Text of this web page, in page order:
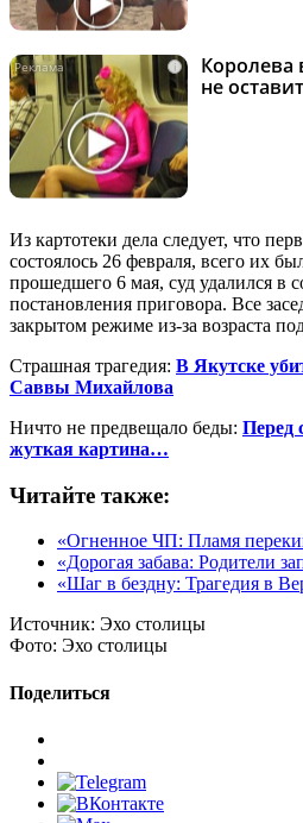
i
Королева
не
Из картотеки дела следует, что
состоялось 26 февраля, всего их
прошедшего 6 мая, суд удалился в
постановления приговора. Все
закрытом режиме из-за возраста
Страшная трагедия: В Якутске
Саввы Михайлова
Ничто не предвещало беды: Перед
жуткая картина…
Читайте также:
«Огненное ЧП: Пламя
«Дорогая забава: Родители
«Шаг в бездну: Трагедия в
Источник: Эхо столицы
Фото: Эхо столицы
Поделиться